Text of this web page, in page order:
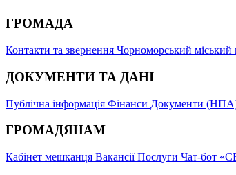
ГРОМАДА
Контакти та звернення Чорноморський міський
ДОКУМЕНТИ ТА ДАНІ
Публічна інформація Фінанси Документи
ГРОМАДЯНАМ
Кабінет мешканця ВакансіїПослуги Чат-бот